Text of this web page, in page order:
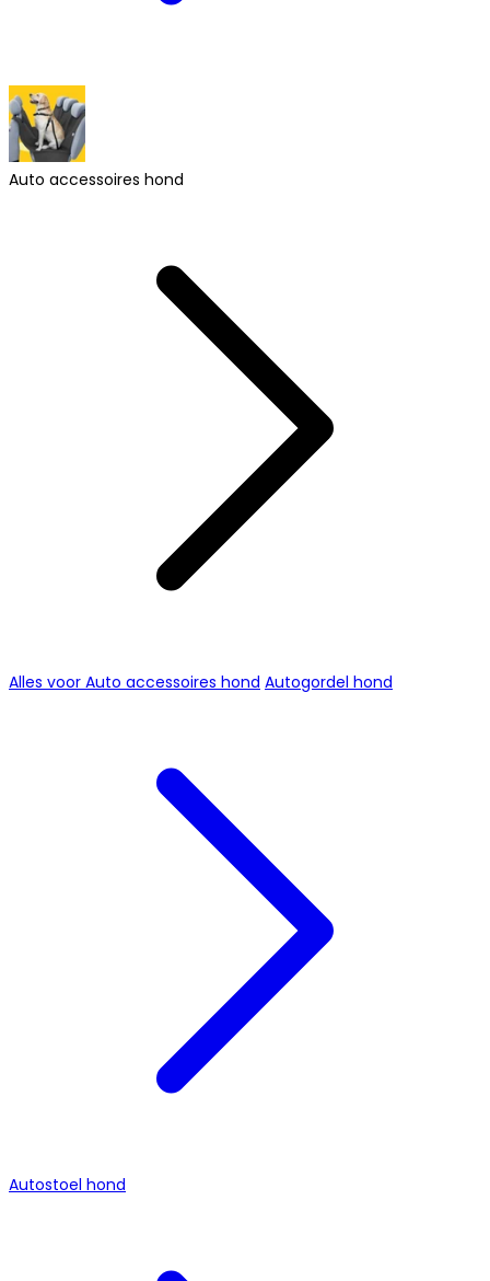
Auto accessoires hond
Alles voor Auto accessoires hond Autogordel hond
Autostoel hond